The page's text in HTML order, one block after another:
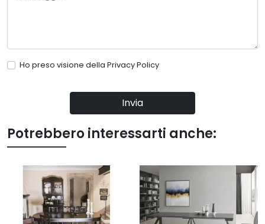
Ho preso visione della Privacy Policy
Invia
Potrebbero interessarti anche: